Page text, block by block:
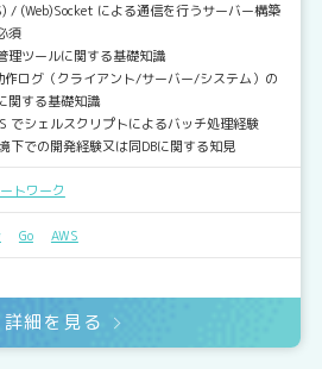
(Web)Socket による通信を行うサーバー構築
須
理ツールに関する基礎知識
作ログ（クライアント/サーバー/システム）の
関する基礎知識
でシェルスクリプトによるバッチ処理経験
下での開発経験又は同DBに関する知見
トワーク
Go AWS
詳細を見る